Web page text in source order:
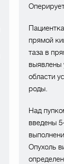
прямой
таза в
выявлены
области
роды.
Над
введены
Опухоль